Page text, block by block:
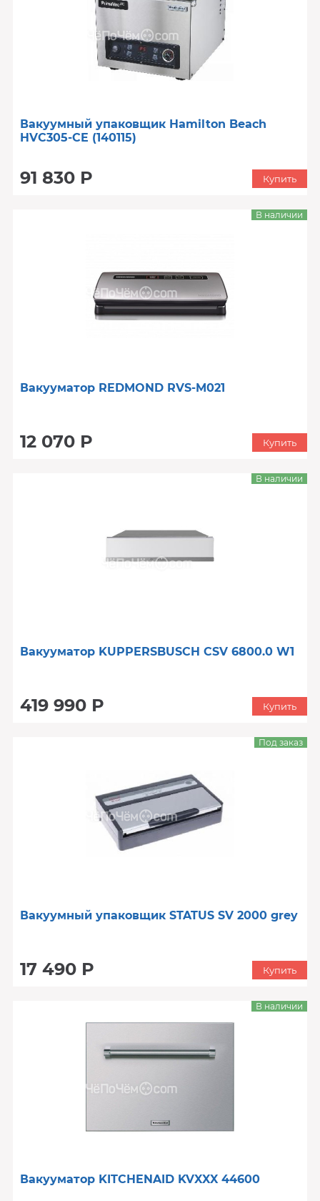
Вакуумный упаковщик Hamilton Beach
HVC305-CE (140115)
91 830 Р Купить
Вакууматор REDMOND RVS-M021
12 070 Р
В наличии
Купить
Вакууматор KUPPERSBUSCH CSV 6800.0 W1
419 990 Р
В наличии
Купить
Вакуумный упаковщик STATUS SV 2000 grey
17 490 Р
Под заказ
Купить
Вакууматор KITCHENAID KVXXX 44600
В наличии